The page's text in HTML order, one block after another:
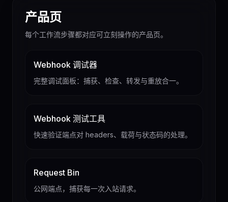
产品页
每个工作流步骤都对应可立刻操作的产品页。
Webhook 调试器
完整调试面板：捕获、检查、转发与重放合一。
Webhook 测试工具
快速验证端点对 headers、载荷与状态码的处理。
Request Bin
公网端点，捕获每一次入站请求。